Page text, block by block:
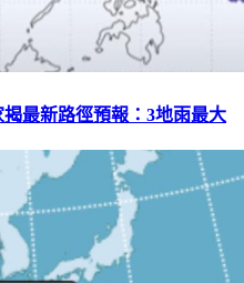
最新路徑預報：3地雨最大